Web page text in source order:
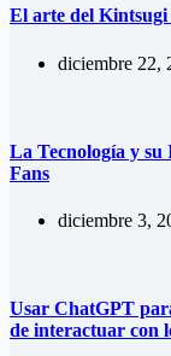
El arte del Kintsugi
diciembre 22,
La Tecnología y su
Fans
diciembre 3,
Usar ChatGPT
de interactuar con